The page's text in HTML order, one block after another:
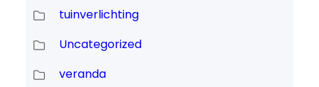
tuinverlichting
Uncategorized
veranda